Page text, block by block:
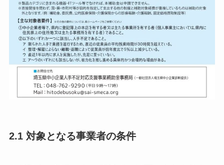
2.1 対象となる事業者の条件